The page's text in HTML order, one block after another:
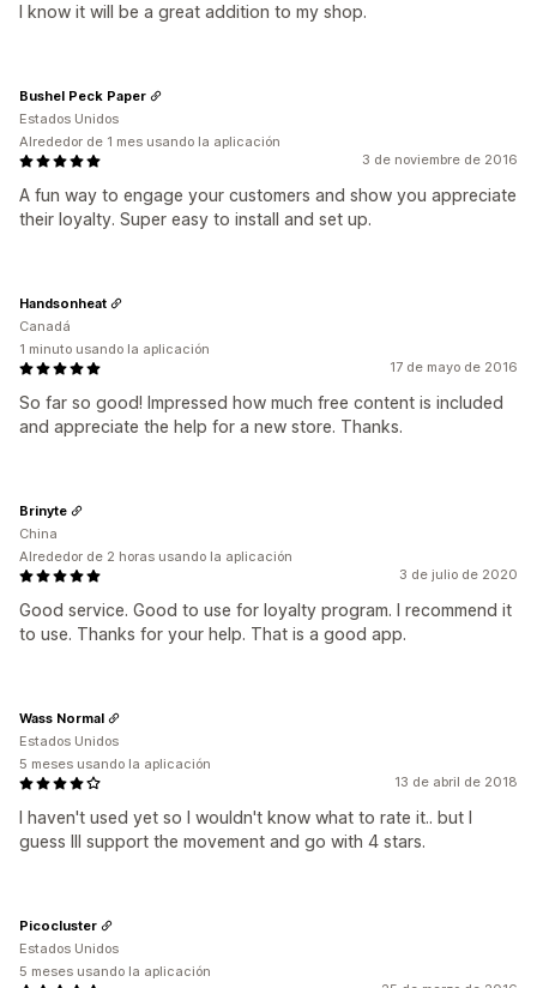
I know it will be a great addition to my shop.
3 de noviembre de 2016
A fun way to engage your customers and show you appreciate
their loyalty. Super easy to install and set up.
Bushel Peck Paper
Estados Unidos
Alrededor de 1 mes usando la aplicación
17 de mayo de 2016
So far so good! Impressed how much free content is included
and appreciate the help for a new store. Thanks.
Handsonheat
Canadá
1 minuto usando la aplicación
3 de julio de 2020
Good service. Good to use for loyalty program. I recommend it
to use. Thanks for your help. That is a good app.
Brinyte
China
Alrededor de 2 horas usando la aplicación
13 de abril de 2018
I haven't used yet so I wouldn't know what to rate it.. but I
guess Ill support the movement and go with 4 stars.
Wass Normal
Estados Unidos
5 meses usando la aplicación
Picocluster
Estados Unidos
5 meses usando la aplicación